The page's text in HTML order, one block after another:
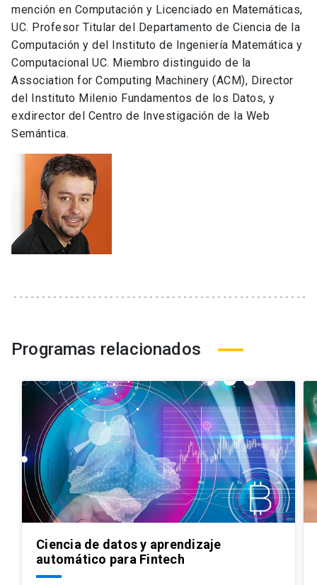
mención en Computación y Licenciado en Matemáticas,
UC. Profesor Titular del Departamento de Ciencia de la
Computación y del Instituto de Ingeniería Matemática y
Computacional UC. Miembro distinguido de la
Association for Computing Machinery (ACM), Director
del Instituto Milenio Fundamentos de los Datos, y
exdirector del Centro de Investigación de la Web
Semántica.
Programas relacionados
Ciencia de datos y aprendizaje
automático para Fintech